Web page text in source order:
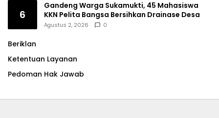
6
Gandeng Warga Sukamukti, 45 Mahasiswa
KKN Pelita Bangsa Bersihkan Drainase Desa
Agustus 2, 2026 0
Beriklan
Ketentuan Layanan
Pedoman Hak Jawab